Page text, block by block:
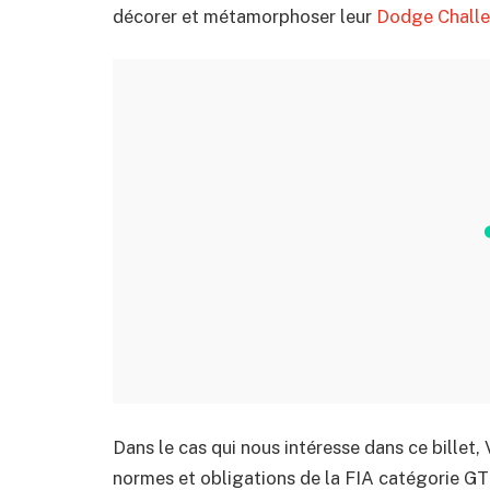
décorer et métamorphoser leur Dodge
Dans le cas qui nous intéresse dans ce
normes et obligations de la FIA catégorie